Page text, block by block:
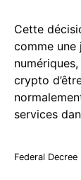
Cette
comme
crypto
services
Federal